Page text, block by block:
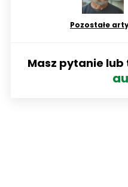
Pozostałe
Masz pytanie